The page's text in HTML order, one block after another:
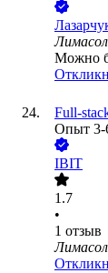
Лимасол
Можно
Full-
Опыт 3-
IBIT
1.7
•
1 отзыв
Лимасол